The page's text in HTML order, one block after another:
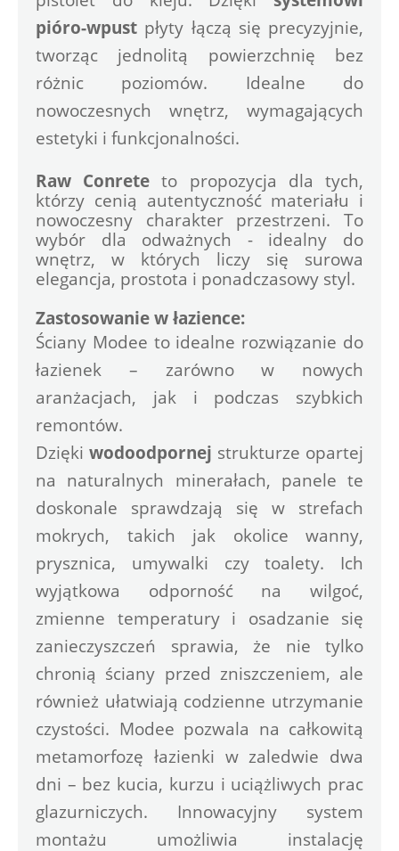
pióro-wpust płyty łączą się precyzyjnie,
tworząc jednolitą powierzchnię bez
różnic poziomów. Idealne do
nowoczesnych wnętrz, wymagających
estetyki i funkcjonalności.
Raw Conrete to propozycja dla tych,
którzy cenią autentyczność materiału i
nowoczesny charakter przestrzeni. To
wybór dla odważnych - idealny do
wnętrz, w których liczy się surowa
elegancja, prostota i ponadczasowy styl.
Zastosowanie w łazience:
Ściany Modee to idealne rozwiązanie do
łazienek – zarówno w nowych
aranżacjach, jak i podczas szybkich
remontów.
Dzięki wodoodpornej strukturze opartej
na naturalnych minerałach, panele te
doskonale sprawdzają się w strefach
mokrych, takich jak okolice wanny,
prysznica, umywalki czy toalety. Ich
wyjątkowa odporność na wilgoć,
zmienne temperatury i osadzanie się
zanieczyszczeń sprawia, że nie tylko
chronią ściany przed zniszczeniem, ale
również ułatwiają codzienne utrzymanie
czystości. Modee pozwala na całkowitą
metamorfozę łazienki w zaledwie dwa
dni – bez kucia, kurzu i uciążliwych prac
glazurniczych. Innowacyjny system
montażu umożliwia instalację